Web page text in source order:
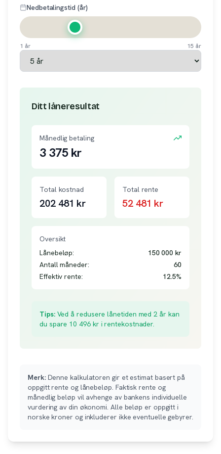
Nedbetalingstid (år)
1 år 15 år
Ditt låneresultat
Månedlig betaling
3 375kr
Total kostnad
202 481 kr
Total rente
52 481 kr
Oversikt
Lånebeløp:
150 000 kr
Antall måneder:
60
Effektiv rente:
12.5%
Tips:Ved å redusere lånetiden med 2 år kan
du spare 10 496kr i rentekostnader.
Merk:Denne kalkulatoren gir et estimat basert på
oppgitt rente og lånebeløp. Faktisk rente og
månedlig beløp vil avhenge av bankens individuelle
vurdering av din økonomi. Alle beløp er oppgitt i
norske kroner og inkluderer ikke eventuelle gebyrer.